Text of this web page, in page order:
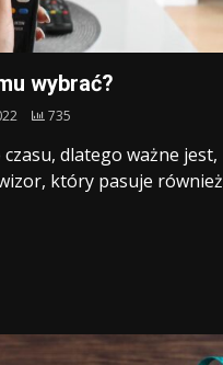
wybrać?
735
dlatego ważne jest,
który pasuje również